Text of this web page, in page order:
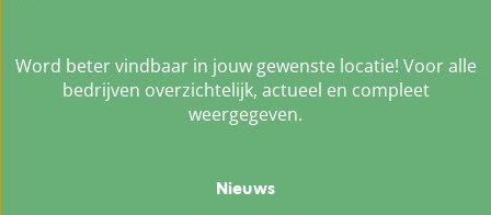
Word beter vindbaar in jouw gewenste locatie! Voor alle
bedrijven overzichtelijk, actueel en compleet
weergegeven.
Nieuws